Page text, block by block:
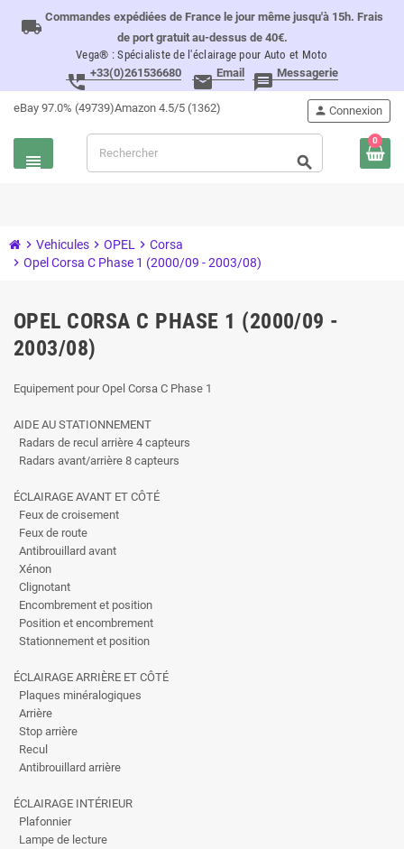
local_shipping Commandes expédiées de France le jour même jusqu'à 15h. Frais
de port gratuit au-dessus de 40€.
Vega® : Spécialiste de l'éclairage pour Auto et Moto
perm_phone_msg +33(0)261536680 email Email message Messagerie
eBay 97.0% (49739)Amazon 4.5/5 (1362)
view_headline
person Connexion
search
0
chevron_right Vehicules chevron_right OPEL chevron_right Corsa
chevron_right Opel Corsa C Phase 1 (2000/09 - 2003/08)
OPEL CORSA C PHASE 1 (2000/09 -
2003/08)
Equipement pour Opel Corsa C Phase 1
AIDE AU STATIONNEMENT
Radars de recul arrière 4 capteurs
Radars avant/arrière 8 capteurs
ÉCLAIRAGE AVANT ET CÔTÉ
Feux de croisement
Feux de route
Antibrouillard avant
Xénon
Clignotant
Encombrement et position
Position et encombrement
Stationnement et position
ÉCLAIRAGE ARRIÈRE ET CÔTÉ
Plaques minéralogiques
Arrière
Stop arrière
Recul
Antibrouillard arrière
ÉCLAIRAGE INTÉRIEUR
Plafonnier
Lampe de lecture